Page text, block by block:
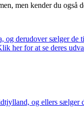
men kender du også
derudover sælger de
her for at se deres
og ellers sælger